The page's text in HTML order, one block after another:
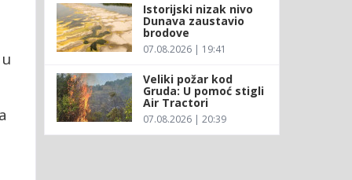
Istorijski nizak nivo
Dunava zaustavio
brodove
07.08.2026 | 19:41
Veliki požar kod
Gruda: U pomoć stigli
Air Tractori
07.08.2026 | 20:39